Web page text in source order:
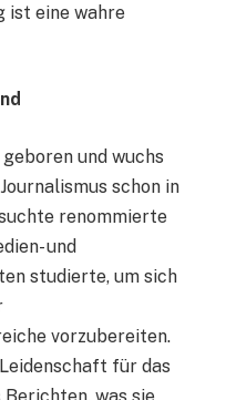
ist eine wahre
und wuchs
schon in
renommierte
und
studierte, um sich
vorzubereiten.
für das